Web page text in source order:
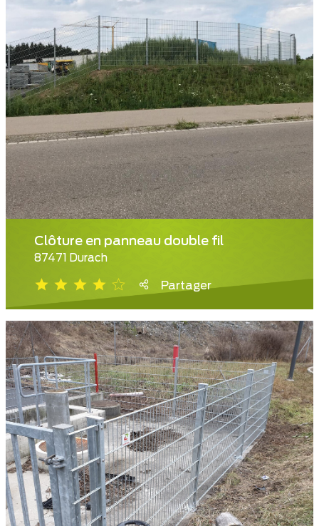
Clôture en panneau double fil
87471 Durach
Partager